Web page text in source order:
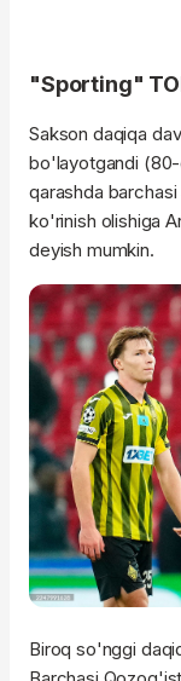
"Sporting"
Sakson daqiqa
bo'layotgandi
qarashda
ko'rinish olishiga
deyish mumkin.
Biroq so'nggi